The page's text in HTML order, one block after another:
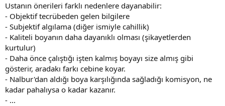
Ustanın önerileri farklı nedenlere dayanabilir:
- Objektif tecrübeden gelen bilgilere
- Subjektif algılama (diğer ismiyle cahillik)
- Kaliteli boyanın daha dayanıklı olması (şikayetlerden
kurtulur)
- Daha önce çalıştığı işten kalmış boyayı size almış gibi
gösterir, aradakı farkı cebine koyar.
- Nalbur'dan aldığı boya karşılığında sağladığı komisyon, ne
kadar pahalıysa o kadar kazanır.
- ...